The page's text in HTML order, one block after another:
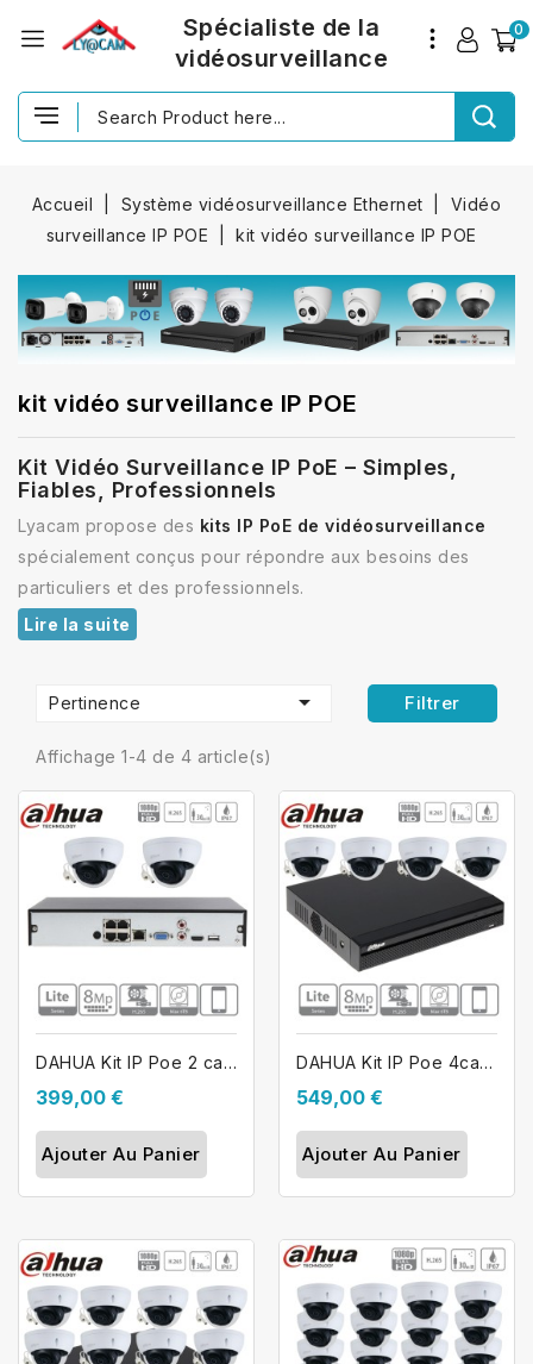
0
Spécialiste de la
vidéosurveillance
Accueil Système vidéosurveillance Ethernet
Vidéo
surveillance IP POE
kit vidéo surveillance IP POE
kit vidéo surveillance IP POE
Kit Vidéo Surveillance IP PoE – Simples,
Fiables, Professionnels
Lyacam propose des kits IP PoE de vidéosurveillance
spécialement conçus pour répondre aux besoins des
particuliers et des professionnels.
Lire la suite
Pertinence  Filtrer
Affichage 1-4 de 4 article(s)
DAHUA Kit IP Poe 2 caméras dômes à...
399,00 €
Ajouter Au Panier
DAHUA Kit IP Poe 4caméras dômes à...
549,00 €
Ajouter Au Panier